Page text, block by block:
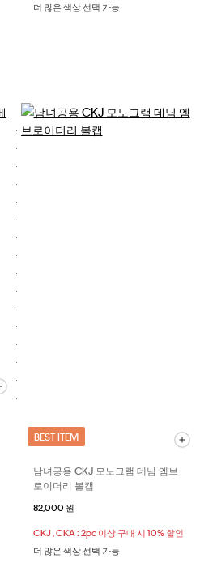
더 많은 색상 선택 가능
BEST ITEM
남녀공용 CKJ 모노그램 데님 엠브
로이더리 볼캡
82,000 원
CKJ , CKA : 2pc 이상 구매 시 10% 할인
더 많은 색상 선택 가능